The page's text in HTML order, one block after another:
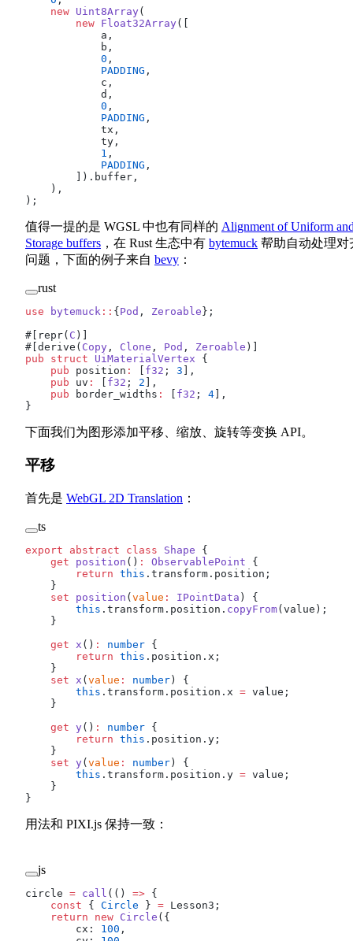
    new
Uint8Array(
        new
Float32Array([
            a,
            b,
            0
,
            PADDING
,
            c,
            d,
            0
,
            PADDING
,
            tx,
            ty,
            1
,
            PADDING
,
        ]).buffer,
    ),
);
值得一提的是 WGSL 中也有同样的 Alignment of Uniform
Storage buffers ，在 Rust 生态中有 bytemuck 帮助自动处理对
问题，下面的例子来自 bevy ：
rust
use bytemuck :: {Pod , Zeroable};
#[repr( C )]
#[derive( Copy , Clone , Pod , Zeroable )]
pub struct UiMaterialVertex {
    pub
position : [ f32 ; 3 ],
    pub
uv : [ f32 ; 2 ],
    pub
border_widths : [ f32 ; 4],
}
下面我们为图形添加平移、缩放、旋转等变换 API。
平移
首先是 WebGL 2D Translation ：
ts
export abstract class Shape {
    get
position () : ObservablePoint {
        return
this .transform.position;
    }
    set
position ( value : IPointData ) {
        this
.transform.position. copyFrom(value);
    }
    get
x () : number {
        return
this .position.x;
    }
    set
x ( value : number ) {
        this
.transform.position.x = value;
    }
    get
y() : number {
        return
this .position.y;
    }
    set
y( value : number ) {
        this
.transform.position.y = value;
    }
}
用法和 PIXI.js 保持一致：
js
circle = call (() => {
    const
{ Circle } = Lesson3;
    return
new Circle ({
        cx:
100 ,